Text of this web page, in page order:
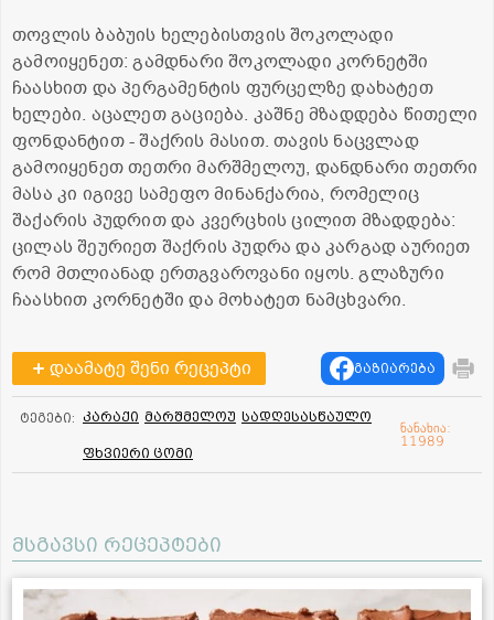
თოვლის ბაბუის ხელებისთვის შოკოლადი
გამოიყენეთ: გამდნარი შოკოლადი კორნეტში
ჩაასხით და პერგამენტის ფურცელზე დახატეთ
ხელები. აცალეთ გაციება. კაშნე მზადდება წითელი
ფონდანტით - შაქრის მასით. თავის ნაცვლად
გამოიყენეთ თეთრი მარშმელოუ, დანდნარი თეთრი
მასა კი იგივე სამეფო მინანქარია, რომელიც
შაქარის პუდრით და კვერცხის ცილით მზადდება:
ცილას შეურიეთ შაქრის პუდრა და კარგად აურიეთ
რომ მთლიანად ერთგვაროვანი იყოს. გლაზური
ჩაასხით კორნეტში და მოხატეთ ნამცხვარი.
დაამატე შენი რეცეპტი გაზიარება
ტეგები: კარაქი მარშმელოუ სადღესასწაულო
ფხვიერი ცომი
ნანახია:
11989
მსგავსი რეცეპტები